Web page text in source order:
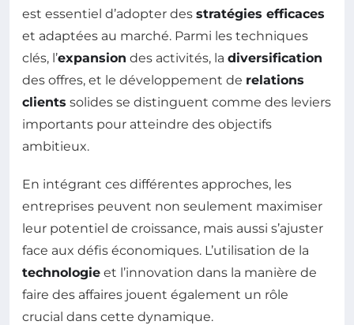
est essentiel d’adopter des stratégies efficaces
et adaptées au marché. Parmi les techniques
clés, l’expansion des activités, la diversification
des offres, et le développement de relations
clients solides se distinguent comme des leviers
importants pour atteindre des objectifs
ambitieux.
En intégrant ces différentes approches, les
entreprises peuvent non seulement maximiser
leur potentiel de croissance, mais aussi s’ajuster
face aux défis économiques. L’utilisation de la
technologie et l’innovation dans la manière de
faire des affaires jouent également un rôle
crucial dans cette dynamique.